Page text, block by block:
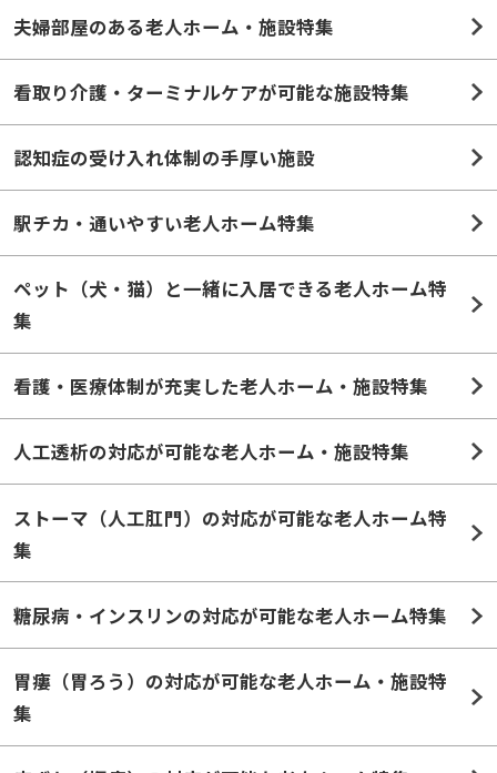
看取り介護・ターミナルケアが可能な施設特集
認知症の受け入れ体制の手厚い施設
駅チカ・通いやすい老人ホーム特集
ペット（犬・猫）と一緒に入居できる老人ホーム特
集
看護・医療体制が充実した老人ホーム・施設特集
人工透析の対応が可能な老人ホーム・施設特集
ストーマ（人工肛門）の対応が可能な老人ホーム特
集
糖尿病・インスリンの対応が可能な老人ホーム特集
胃瘻（胃ろう）の対応が可能な老人ホーム・施設特
集
床ずれ（褥瘡）の対応が可能な老人ホーム特集